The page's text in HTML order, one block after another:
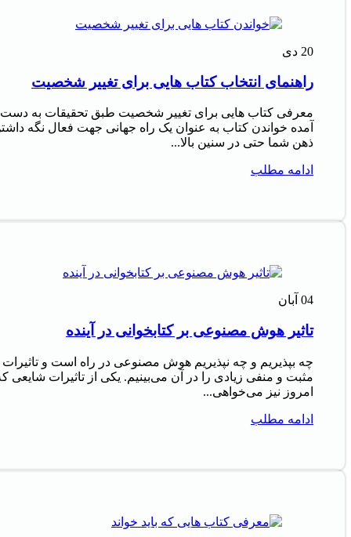
20 دی
راهنمای انتخاب کتاب هایی برای تغییر شخصیت
معرفی کتاب هایی برای تغییر شخصیت طبق تحقیقات به دست
آمده خواندن کتاب به عنوان یک راه جهانی جهت فعال نگه
ذهن شما حتی در سنین بالا...
ادامه مطلب
04 آبان
تاثیر هوش مصنوعی بر کتابخوانی در آینده
چه بپذیریم و چه نپذیریم هوش مصنوعی در راه است و تاثیرات
مثبت و منفی زیادی را در آن می‌بینیم. یکی از تاثیرات شایعی
امروز نیز می‌خواهی...
ادامه مطلب